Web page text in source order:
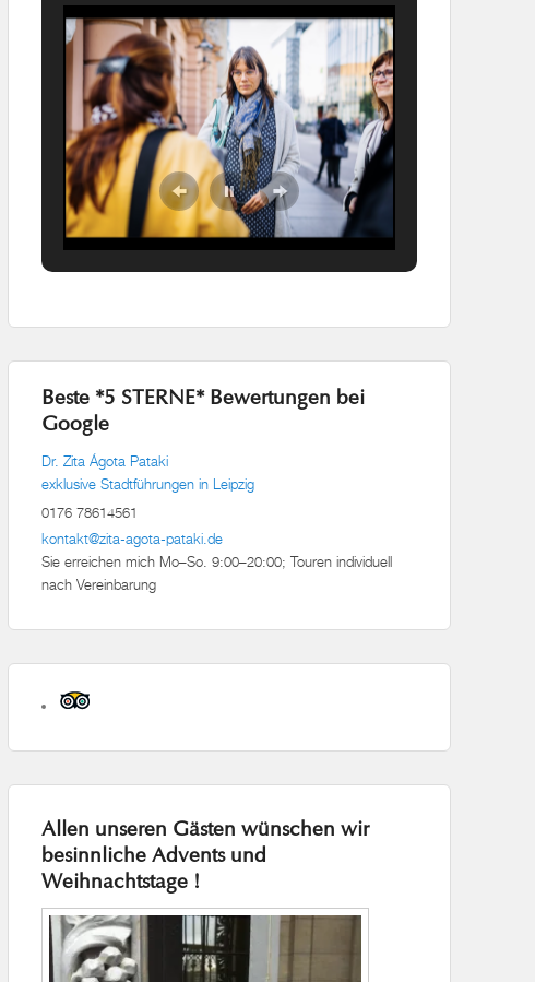
Beste *5 STERNE* Bewertungen bei
Google
Dr. Zita Ágota Pataki
exklusive Stadtführungen in Leipzig
0176 78614561
kontakt@zita-agota-pataki.de
Sie erreichen mich Mo–So. 9:00–20:00; Touren individuell
nach Vereinbarung
Allen unseren Gästen wünschen wir
besinnliche Advents und
Weihnachtstage !